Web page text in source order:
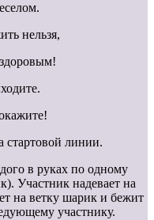
нельзя,
стартовой линии.
в руках по одному
Участник надевает на
на ветку шарик и бежит
участнику.